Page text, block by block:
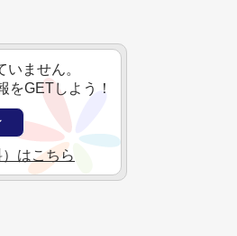
いません。
をGETしよう！
はこちら